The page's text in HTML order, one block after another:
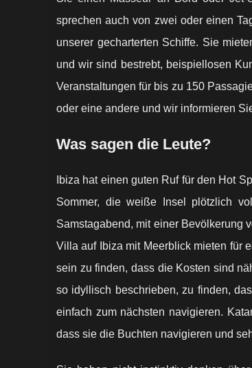
sprechen auch von zwei oder einen
unserer gecharterten Schiffe. Sie
und wir sind bestrebt, beispiellosen
Veranstaltungen für bis zu 150
oder eine andere und wir informieren
Was sagen die Leute?
Ibiza hat einen guten Ruf für den Hot
Sommer, die weiße Insel plötzlich
Samstagabend, mit einer Bevölkerung
Villa auf Ibiza mit Meerblick mieten für
sein zu finden, dass die Kosten sind
so idyllisch beschrieben, zu finden,
einfach zum nächsten navigieren.
dass sie die Buchten navigieren und